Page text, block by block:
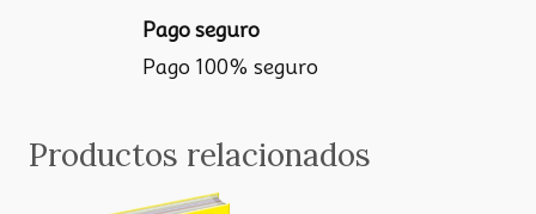
Pago seguro
Pago 100% seguro
Productos relacionados